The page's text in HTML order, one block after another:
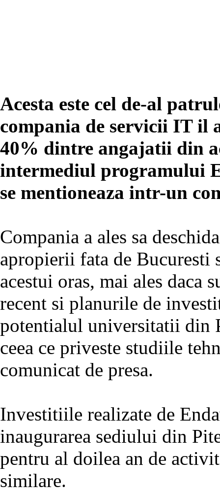
Acesta este cel de-al
compania de servicii IT il
40% dintre angajatii din
intermediul programului
se mentioneaza intr-un
Compania a ales sa
apropierii fata de Bucuresti
acestui oras, mai ales daca
recent si planurile de
potentialul universitatii din
ceea ce priveste studiile
comunicat de presa.
Investitiile realizate de
inaugurarea sediului din
pentru al doilea an de
similare.